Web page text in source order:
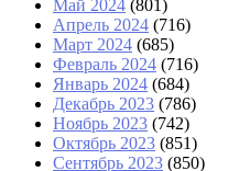
Май 2024 (801)
Апрель 2024 (716)
Март 2024 (685)
Февраль 2024 (716)
Январь 2024 (684)
Декабрь 2023 (786)
Ноябрь 2023 (742)
Октябрь 2023 (851)
Сентябрь 2023 (850)